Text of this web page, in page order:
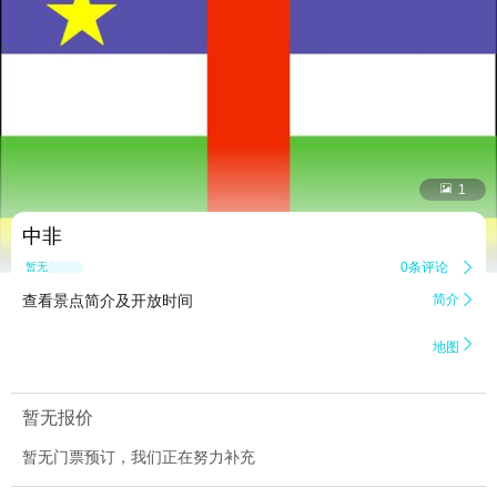
 1
中非
暂无点评 0条评论 
查看景点简介及开放时间 简介 
地图 
暂无报价
暂无门票预订，我们正在努力补充